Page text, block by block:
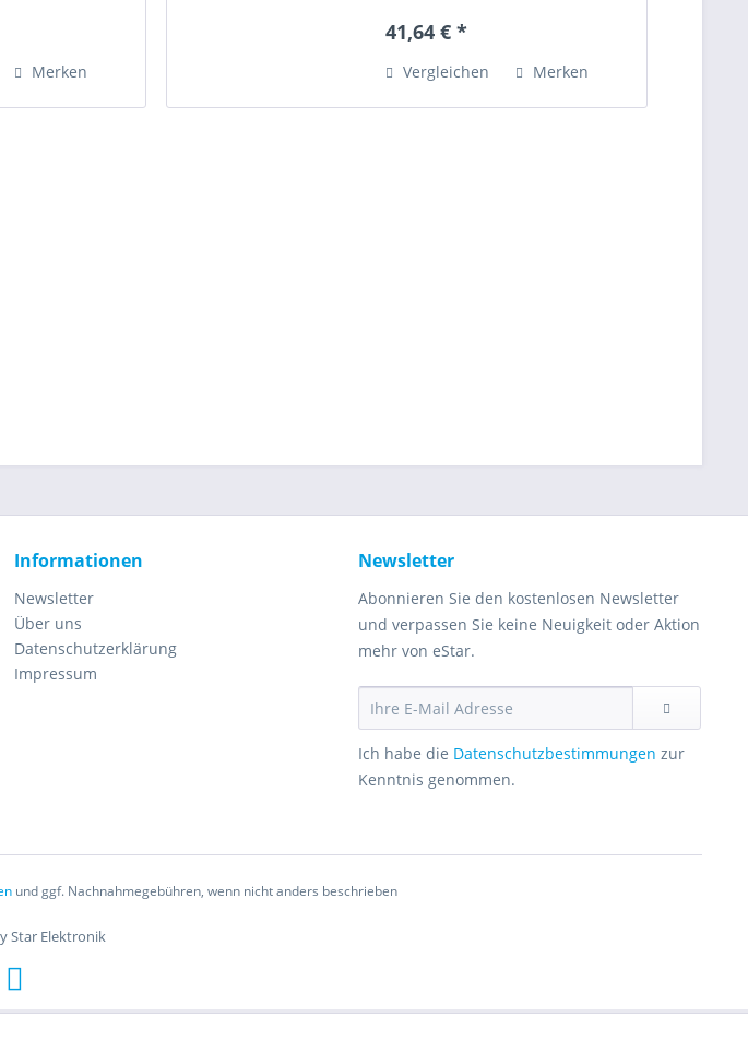
Merken
41,64 € *
Vergleichen Merken
Informationen
Newsletter
Über uns
Datenschutzerklärung
Impressum
Newsletter
Abonnieren Sie den kostenlosen Newsletter
und verpassen Sie keine Neuigkeit oder Aktion
mehr von eStar.
Ich habe die Datenschutzbestimmungen zur
Kenntnis genommen.
und ggf. Nachnahmegebühren, wenn nicht anders beschrieben
Star Elektronik